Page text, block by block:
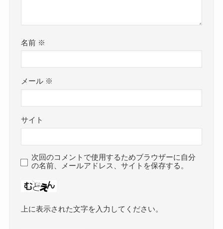
名前 ※
メール ※
サイト
次回のコメントで使用するためブラウザーに自分
の名前、メールアドレス、サイトを保存する。
上に表示された文字を入力してください。